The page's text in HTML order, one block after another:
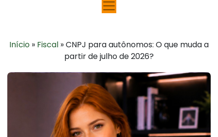
Início » Fiscal »CNPJ para autônomos: O que muda a
partir de julho de 2026?